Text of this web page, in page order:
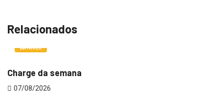
Relacionados
BANNER
Charge da semana
07/08/2026